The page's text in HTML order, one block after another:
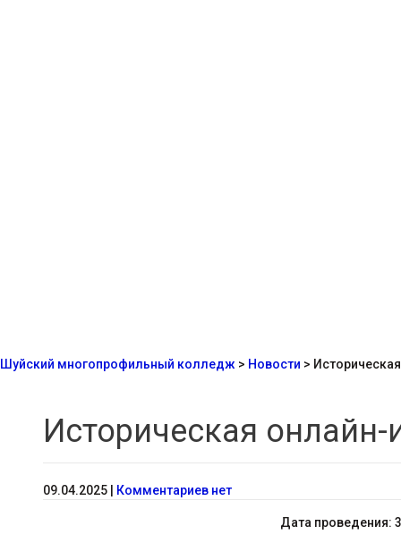
Шуйский многопрофильный колледж > Новости >
Историческая
09.04.2025 Комментариев нет
Дата проведения: